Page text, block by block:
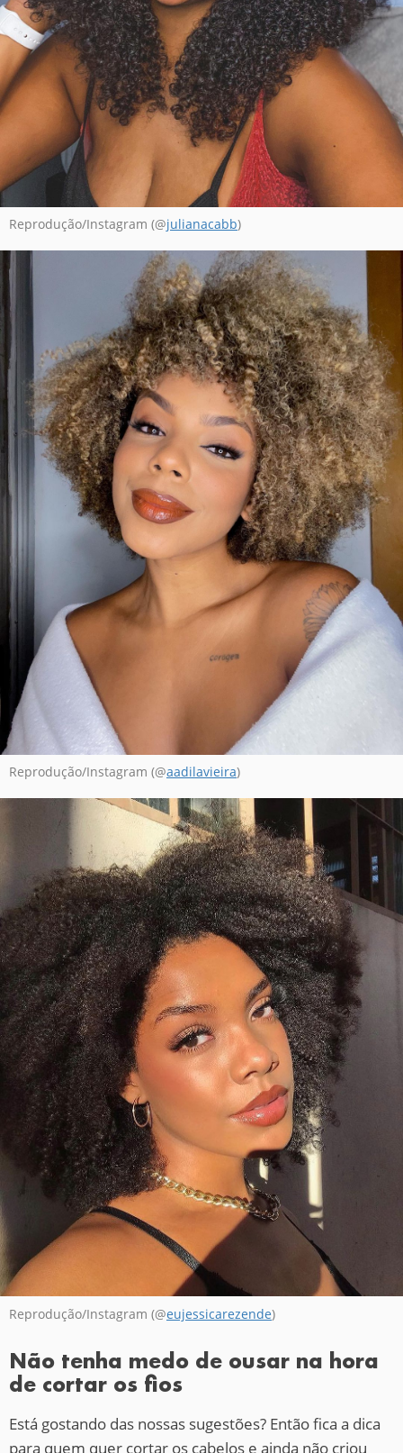
Reprodução/Instagram (@julianacabb)
Reprodução/Instagram (@aadilavieira)
Reprodução/Instagram (@eujessicarezende)
Não tenha medo de ousar na hora
de cortar os fios
Está gostando das nossas sugestões? Então fica a dica
para quem quer cortar os cabelos e ainda não criou